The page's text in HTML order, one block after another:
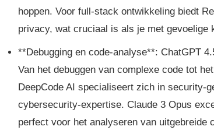
hoppen. Voor full-stack ontwikkeling biedt
privacy, wat cruciaal is als je met
**Debugging en code-analyse**: ChatGPT
Van het debuggen van complexe code tot
DeepCode AI specialiseert zich in security-
cybersecurity-expertise. Claude 3 Opus
perfect voor het analyseren van uitgebreide